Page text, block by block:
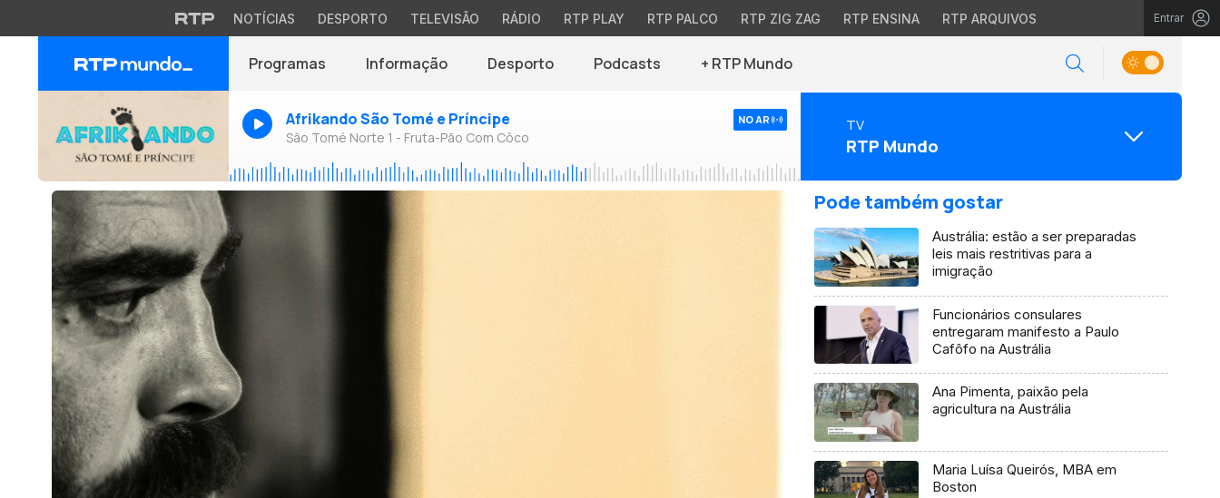
NOTÍCIAS DESPORTO TELEVISÃO RÁDIO RTP PLAY RTP PALCO RTP ZIG ZAG RTP ENSINA RTP ARQUIVOS Entrar
Programas Informação Desporto Podcasts + RTP Mundo
Afrikando São Tomé e Príncipe
São Tomé Norte 1 - Fruta-Pão Com Côco
NO AR TV
RTP Mundo
Pode também gostar
Austrália: estão a ser preparadas
leis mais restritivas para a
imigração
Funcionários consulares
entregaram manifesto a Paulo
Cafôfo na Austrália
Ana Pimenta, paixão pela
agricultura na Austrália
Maria Luísa Queirós, MBA em
Boston